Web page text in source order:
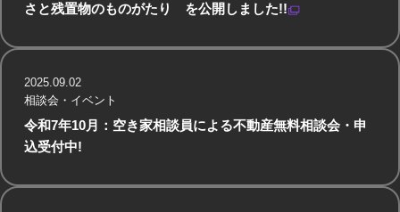
さと残置物のものがたり を公開しました!!
令和7年10月：空き家相談員による不動産無料相談会・申
込受付中!
2025.09.02
相談会・イベント